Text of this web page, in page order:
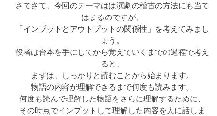
さてさて、今回のテーマはは演劇の稽古の方法にも当て
はまるのですが、
「インプットとアウトプットの関係性」を考えてみまし
ょう。
役者は台本を手にしてから覚えていくまでの過程で考え
ると、
まずは、しっかりと読むことから始まります。
物語の内容が理解できるまで何度も読みます。
何度も読んで理解した物語をさらに理解するために、
その時点でインプットして理解した内容を人に話しま